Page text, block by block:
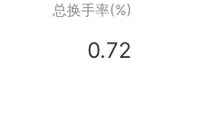
总换手率(%)
0.72